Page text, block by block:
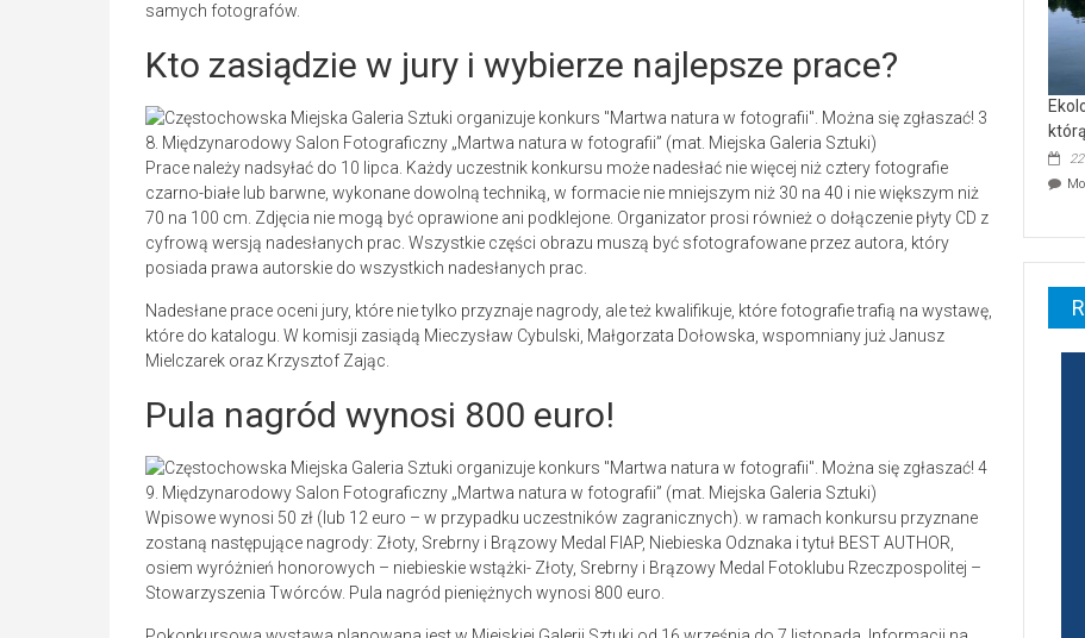
samych fotografów.
Kto zasiądzie w jury i wybierze najlepsze prace?
8. Międzynarodowy Salon Fotograficzny „Martwa natura w fotografii” (mat. Miejska Galeria Sztuki)
Prace należy nadsyłać do 10 lipca. Każdy uczestnik konkursu może nadesłać nie więcej niż cztery fotografie
czarno-białe lub barwne, wykonane dowolną techniką, w formacie nie mniejszym niż 30 na 40 i nie większym niż
70 na 100 cm. Zdjęcia nie mogą być oprawione ani podklejone. Organizator prosi również o dołączenie płyty CD z
cyfrową wersją nadesłanych prac. Wszystkie części obrazu muszą być sfotografowane przez autora, który
posiada prawa autorskie do wszystkich nadesłanych prac.
Nadesłane prace oceni jury, które nie tylko przyznaje nagrody, ale też kwalifikuje, które fotografie trafią na wystawę,
które do katalogu. W komisji zasiądą Mieczysław Cybulski, Małgorzata Dołowska, wspomniany już Janusz
Mielczarek oraz Krzysztof Zając.
Pula nagród wynosi 800 euro!
9. Międzynarodowy Salon Fotograficzny „Martwa natura w fotografii” (mat. Miejska Galeria Sztuki)
Wpisowe wynosi 50 zł (lub 12 euro – w przypadku uczestników zagranicznych). w ramach konkursu przyznane
zostaną następujące nagrody: Złoty, Srebrny i Brązowy Medal FIAP, Niebieska Odznaka i tytuł BEST AUTHOR,
osiem wyróżnień honorowych – niebieskie wstążki- Złoty, Srebrny i Brązowy Medal Fotoklubu Rzeczpospolitej –
Stowarzyszenia Twórców. Pula nagród pieniężnych wynosi 800 euro.